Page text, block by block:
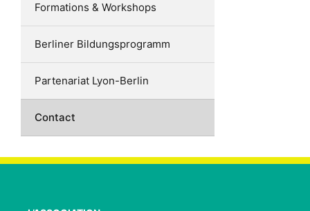
Formations & Workshops
Berliner Bildungsprogramm
Partenariat Lyon-Berlin
Contact